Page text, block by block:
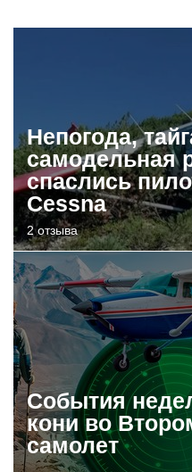
Непогода,
самодельная
спаслись
Cessna
2 отзыва
События
кони во
самолет